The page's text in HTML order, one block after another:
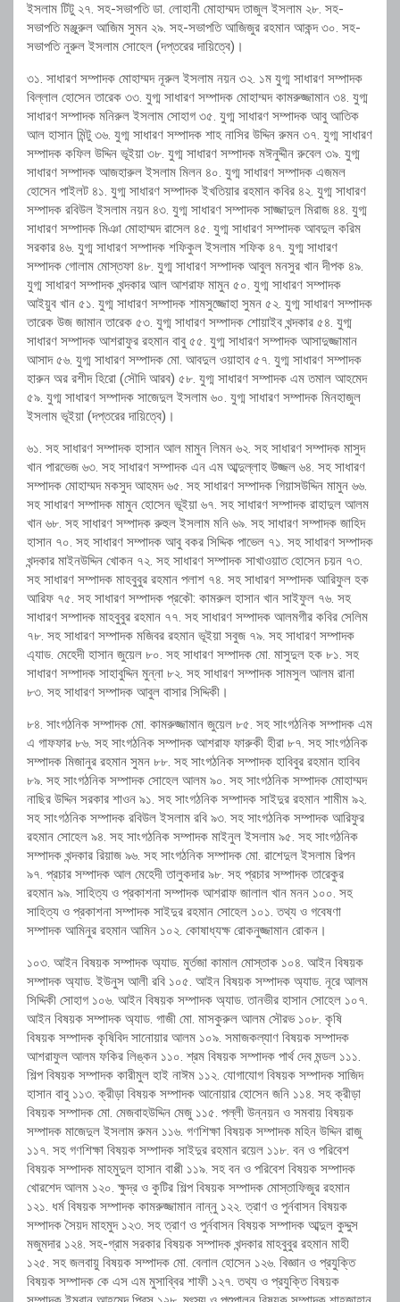
ইসলাম টিটু ২৭. সহ-সভাপতি ডা. লোহানী মোহাম্মদ তাজুল ইসলাম ২৮. সহ-
সভাপতি মঞ্জুরুল আজিম সুমন ২৯. সহ-সভাপতি আজিজুর রহমান আকন্দ ৩০. সহ-
সভাপতি নুরুল ইসলাম সোহেল (দপ্তরের দায়িত্বে)।
৩১. সাধারণ সম্পাদক মোহাম্মদ নূরুল ইসলাম নয়ন ৩২. ১ম যুগ্ম সাধারণ সম্পাদক
বিল্লাল হোসেন তারেক ৩৩. যুগ্ম সাধারণ সম্পাদক মোহাম্মদ কামরুজ্জামান ৩৪. যুগ্ম
সাধারণ সম্পাদক মনিরুল ইসলাম সোহাগ ৩৫. যুগ্ম সাধারণ সম্পাদক আবু আতিক
আল হাসান মিন্টু ৩৬. যুগ্ম সাধারণ সম্পাদক শাহ নাসির উদ্দিন রুমন ৩৭. যুগ্ম সাধারণ
সম্পাদক কফিল উদ্দিন ভূইয়া ৩৮. যুগ্ম সাধারণ সম্পাদক মঈনুদ্দীন রুবেল ৩৯. যুগ্ম
সাধারণ সম্পাদক আজহারুল ইসলাম মিলন ৪০. যুগ্ম সাধারণ সম্পাদক এজমল
হোসেন পাইলট ৪১. যুগ্ম সাধারণ সম্পাদক ইখতিয়ার রহমান কবির ৪২. যুগ্ম সাধারণ
সম্পাদক রবিউল ইসলাম নয়ন ৪৩. যুগ্ম সাধারণ সম্পাদক সাজ্জাদুল মিরাজ ৪৪. যুগ্ম
সাধারণ সম্পাদক মিঞা মোহাম্মদ রাসেল ৪৫. যুগ্ম সাধারণ সম্পাদক আবদুল করিম
সরকার ৪৬. যুগ্ম সাধারণ সম্পাদক শফিকুল ইসলাম শফিক ৪৭. যুগ্ম সাধারণ
সম্পাদক গোলাম মোস্তফা ৪৮. যুগ্ম সাধারণ সম্পাদক আবুল মনসুর খান দীপক ৪৯.
যুগ্ম সাধারণ সম্পাদক খন্দকার আল আশরাফ মামুন ৫০. যুগ্ম সাধারণ সম্পাদক
আইয়ুব খান ৫১. যুগ্ম সাধারণ সম্পাদক শামসুজ্জোহা সুমন ৫২. যুগ্ম সাধারণ সম্পাদক
তারেক উজ জামান তারেক ৫৩. যুগ্ম সাধারণ সম্পাদক শোয়াইব খন্দকার ৫৪. যুগ্ম
সাধারণ সম্পাদক আশরাফুর রহমান বাবু ৫৫. যুগ্ম সাধারণ সম্পাদক আসাদুজ্জামান
আসাদ ৫৬. যুগ্ম সাধারণ সম্পাদক মো. আবদুল ওয়াহাব ৫৭. যুগ্ম সাধারণ সম্পাদক
হারুন অর রশীদ হিরো (সৌদি আরব) ৫৮. যুগ্ম সাধারণ সম্পাদক এম তমাল আহমেদ
৫৯. যুগ্ম সাধারণ সম্পাদক সাজেদুল ইসলাম ৬০. যুগ্ম সাধারণ সম্পাদক মিনহাজুল
ইসলাম ভূইয়া (দপ্তরের দায়িত্বে)।
৬১. সহ সাধারণ সম্পাদক হাসান আল মামুন লিমন ৬২. সহ সাধারণ সম্পাদক মাসুদ
খান পারভেজ ৬৩. সহ সাধারণ সম্পাদক এন এম আব্দুল্লাহ উজ্জল ৬৪. সহ সাধারণ
সম্পাদক মোহাম্মদ মকসুদ আহমদ ৬৫. সহ সাধারণ সম্পাদক গিয়াসউদ্দিন মামুন ৬৬.
সহ সাধারণ সম্পাদক মামুন হোসেন ভূইয়া ৬৭. সহ সাধারণ সম্পাদক রাহাদুল আলম
খান ৬৮. সহ সাধারণ সম্পাদক রুহুল ইসলাম মনি ৬৯. সহ সাধারণ সম্পাদক জাহিদ
হাসান ৭০. সহ সাধারণ সম্পাদক আবু বকর সিদ্দিক পাভেল ৭১. সহ সাধারণ সম্পাদক
খন্দকার মাইনউদ্দিন খোকন ৭২. সহ সাধারণ সম্পাদক সাখাওয়াত হোসেন চয়ন ৭৩.
সহ সাধারণ সম্পাদক মাহবুবুর রহমান পলাশ ৭৪. সহ সাধারণ সম্পাদক আরিফুল হক
আরিফ ৭৫. সহ সাধারণ সম্পাদক প্রকৌ: কামরুল হাসান খান সাইফুল ৭৬. সহ
সাধারণ সম্পাদক মাহবুবুর রহমান ৭৭. সহ সাধারণ সম্পাদক আলমগীর কবির সেলিম
৭৮. সহ সাধারণ সম্পাদক মজিবর রহমান ভূইয়া সবুজ ৭৯. সহ সাধারণ সম্পাদক
এ্যাড. মেহেদী হাসান জুয়েল ৮০. সহ সাধারণ সম্পাদক মো. মাসুদুল হক ৮১. সহ
সাধারণ সম্পাদক সাহাবুদ্দিন মুন্না ৮২. সহ সাধারণ সম্পাদক সামসুল আলম রানা
৮৩. সহ সাধারণ সম্পাদক আবুল বাসার সিদ্দিকী।
৮৪. সাংগঠনিক সম্পাদক মো. কামরুজ্জামান জুয়েল ৮৫. সহ সাংগঠনিক সম্পাদক এম
এ গাফফার ৮৬. সহ সাংগঠনিক সম্পাদক আশরাফ ফারুকী হীরা ৮৭. সহ সাংগঠনিক
সম্পাদক মিজানুর রহমান সুমন ৮৮. সহ সাংগঠনিক সম্পাদক হাবিবুর রহমান হাবিব
৮৯. সহ সাংগঠনিক সম্পাদক সোহেল আলম ৯০. সহ সাংগঠনিক সম্পাদক মোহাম্মদ
নাছির উদ্দিন সরকার শাওন ৯১. সহ সাংগঠনিক সম্পাদক সাইদুর রহমান শামীম ৯২.
সহ সাংগঠনিক সম্পাদক রবিউল ইসলাম রবি ৯৩. সহ সাংগঠনিক সম্পাদক আরিফুর
রহমান সোহেল ৯৪. সহ সাংগঠনিক সম্পাদক মাইনুল ইসলাম ৯৫. সহ সাংগঠনিক
সম্পাদক খন্দকার রিয়াজ ৯৬. সহ সাংগঠনিক সম্পাদক মো. রাশেদুল ইসলাম রিপন
৯৭. প্রচার সম্পাদক আল মেহেদী তালুকদার ৯৮. সহ প্রচার সম্পাদক তারেকুর
রহমান ৯৯. সাহিত্য ও প্রকাশনা সম্পাদক আশরাফ জালাল খান মনন ১০০. সহ
সাহিত্য ও প্রকাশনা সম্পাদক সাইদুর রহমান সোহেল ১০১. তথ্য ও গবেষণা
সম্পাদক আমিনুর রহমান আমিন ১০২. কোষাধ্যক্ষ রোকনুজ্জামান রোকন।
১০৩. আইন বিষয়ক সম্পাদক অ্যাড. মুর্তজা কামাল মোস্তাক ১০৪. আইন বিষয়ক
সম্পাদক অ্যাড. ইউনুস আলী রবি ১০৫. আইন বিষয়ক সম্পাদক অ্যাড. নূরে আলম
সিদ্দিকী সোহাগ ১০৬. আইন বিষয়ক সম্পাদক অ্যাড. তানভীর হাসান সোহেল ১০৭.
আইন বিষয়ক সম্পাদক অ্যাড. গাজী মো. মাসকুরুল আলম সৌরভ ১০৮. কৃষি
বিষয়ক সম্পাদক কৃষিবিদ সানোয়ার আলম ১০৯. সমাজকল্যাণ বিষয়ক সম্পাদক
আশরাফুল আলম ফকির লিঙ্কন ১১০. শ্রম বিষয়ক সম্পাদক পার্থ দেব মন্ডল ১১১.
শিল্প বিষয়ক সম্পাদক কারীমুল হাই নাঈম ১১২. যোগাযোগ বিষয়ক সম্পাদক সাজিদ
হাসান বাবু ১১৩. ক্রীড়া বিষয়ক সম্পাদক আনোয়ার হোসেন জনি ১১৪. সহ ক্রীড়া
বিষয়ক সম্পাদক মো. মেজবাহউদ্দিন মেজু ১১৫. পল্লী উন্নয়ন ও সমবায় বিষয়ক
সম্পাদক মাজেদুল ইসলাম রুমন ১১৬. গণশিক্ষা বিষয়ক সম্পাদক মহিন উদ্দিন রাজু
১১৭. সহ গণশিক্ষা বিষয়ক সম্পাদক সাইদুর রহমান রয়েল ১১৮. বন ও পরিবেশ
বিষয়ক সম্পাদক মাহমুদুল হাসান বাপ্পী ১১৯. সহ বন ও পরিবেশ বিষয়ক সম্পাদক
খোরশেদ আলম ১২০. ক্ষুদ্র ও কুটির শিল্প বিষয়ক সম্পাদক মোস্তাফিজুর রহমান
১২১. ধর্ম বিষয়ক সম্পাদক কামরুজ্জামান নান্নু ১২২. ত্রাণ ও পুর্নবাসন বিষয়ক
সম্পাদক সৈয়দ মাহমুদ ১২৩. সহ ত্রাণ ও পুর্নবাসন বিষয়ক সম্পাদক আব্দুল কুদ্দুস
মজুমদার ১২৪. সহ-গ্রাম সরকার বিষয়ক সম্পাদক খন্দকার মাহবুবুর রহমান মাহী
১২৫. সহ জলবায়ু বিষয়ক সম্পাদক মো. বেলাল হোসেন ১২৬. বিজ্ঞান ও প্রযুক্তি
বিষয়ক সম্পাদক কে এস এম মুসাব্বির শাফী ১২৭. তথ্য ও প্রযুক্তি বিষয়ক